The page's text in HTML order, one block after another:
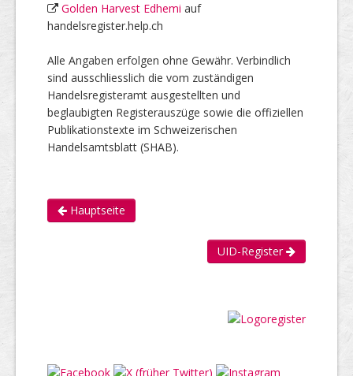
Golden Harvest Edhemi auf
handelsregister.help.ch
Alle Angaben erfolgen ohne Gewähr. Verbindlich
sind ausschliesslich die vom zuständigen
Handelsregisteramt ausgestellten und
beglaubigten Registerauszüge sowie die offiziellen
Publikationstexte im Schweizerischen
Handelsamtsblatt (SHAB).
Hauptseite
UID-Register